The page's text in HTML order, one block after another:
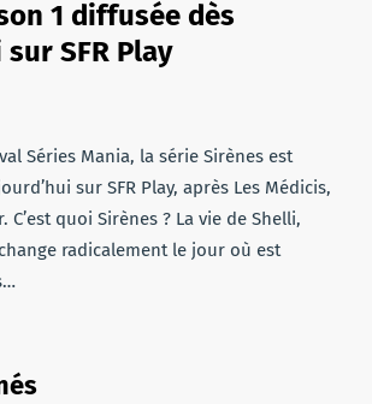
1 diffusée dès
SFR Play
Séries Mania, la série Sirènes est
sur SFR Play, après Les Médicis,
quoi Sirènes ? La vie de Shelli,
radicalement le jour où est